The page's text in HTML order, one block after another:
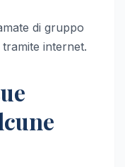
di gruppo
internet.